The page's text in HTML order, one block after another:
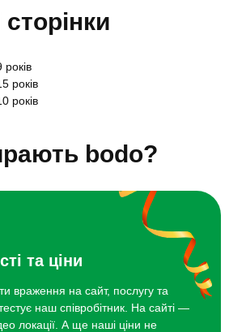
3920 грн
4000 грн
років
років
років
років
років
Подарунки дівчинці на 8 років
bodo?
та ціни
враження на сайт, послугу та
наш співробітник. На сайті —
локації. А ще наші ціни не